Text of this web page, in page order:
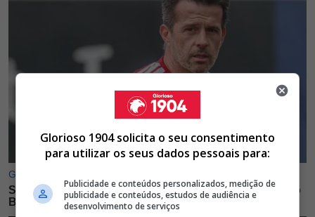
Glorioso 1904 solicita o seu consentimento
para utilizar os seus dados pessoais para:
Publicidade e conteúdos personalizados, medição de
publicidade e conteúdos, estudos de audiência e
desenvolvimento de serviços